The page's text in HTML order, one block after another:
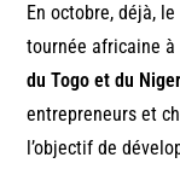
En octobre, déjà,
tournée africaine à
du Togo et du
entrepreneurs et
l’objectif de